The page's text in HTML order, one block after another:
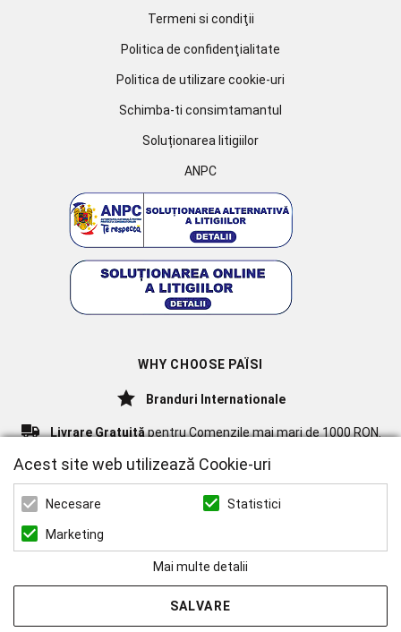
Termeni si condiţii
Politica de confidenţialitate
Politica de utilizare cookie-uri
Schimba-ti consimtamantul
Soluționarea litigiilor
ANPC
WHY CHOOSE PAÏSI
Branduri Internationale
Livrare Gratuităpentru Comenzile mai mari de 1000 RON.
CUI: 39022519
© 2026 Paisi Powered byblugento
Acest site web utilizează Cookie-uri
Necesare Statistici
Marketing
Mai multe detalii
SALVARE